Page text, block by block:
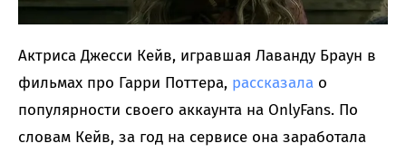
Актриса Джесси Кейв, игравшая Лаванду Браун в
фильмах про Гарри Поттера, рассказала о
популярности своего аккаунта на OnlyFans. По
словам Кейв, за год на сервисе она заработала